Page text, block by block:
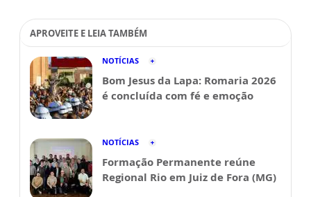
APROVEITE E LEIA TAMBÉM
NOTÍCIAS
Bom Jesus da Lapa: Romaria 2026
é concluída com fé e emoção
NOTÍCIAS
Formação Permanente reúne
Regional Rio em Juiz de Fora (MG)